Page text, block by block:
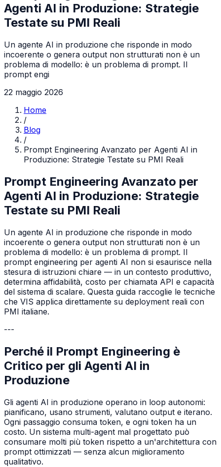
Agenti AI in Produzione: Strategie
Testate su PMI Reali
Un agente AI in produzione che risponde in modo
incoerente o genera output non strutturati non è un
problema di modello: è un problema di prompt. Il
prompt engi
22 maggio 2026
Home
/
Blog
/
Prompt Engineering Avanzato per Agenti AI in
Produzione: Strategie Testate su PMI Reali
Prompt Engineering Avanzato per
Agenti AI in Produzione: Strategie
Testate su PMI Reali
Un agente AI in produzione che risponde in modo
incoerente o genera output non strutturati non è un
problema di modello: è un problema di prompt. Il
prompt engineering per agenti AI non si esaurisce nella
stesura di istruzioni chiare — in un contesto produttivo,
determina affidabilità, costo per chiamata API e capacità
del sistema di scalare. Questa guida raccoglie le tecniche
che VIS applica direttamente su deployment reali con
PMI italiane.
---
Perché il Prompt Engineering è
Critico per gli Agenti AI in
Produzione
Gli agenti AI in produzione operano in loop autonomi:
pianificano, usano strumenti, valutano output e iterano.
Ogni passaggio consuma token, e ogni token ha un
costo. Un sistema multi-agent mal progettato può
consumare molti più token rispetto a un'architettura con
prompt ottimizzati — senza alcun miglioramento
qualitativo.